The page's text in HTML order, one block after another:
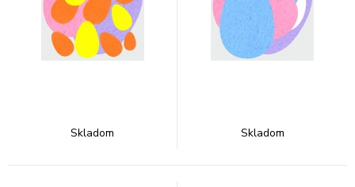
Skladom Skladom